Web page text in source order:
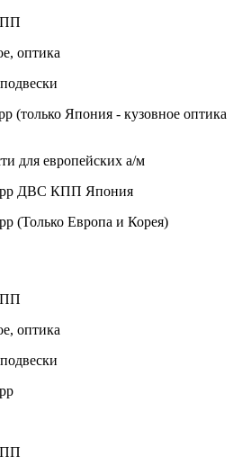
оптика
(только Япония - кузовное оптика
для европейских а/м
ДВС КПП Япония
(Только Европа и Корея)
оптика